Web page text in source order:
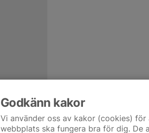
Godkänn kakor
Vi använder oss av kakor (cookies)
webbplats ska fungera bra för dig. De